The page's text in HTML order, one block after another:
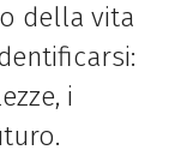
della vita
i